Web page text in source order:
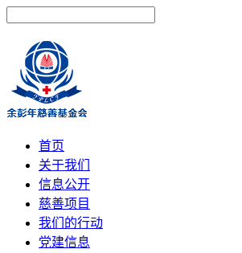
首页
关于我们
信息公开
慈善项目
我们的行动
党建信息